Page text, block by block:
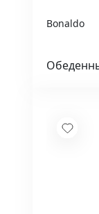
Bonaldo